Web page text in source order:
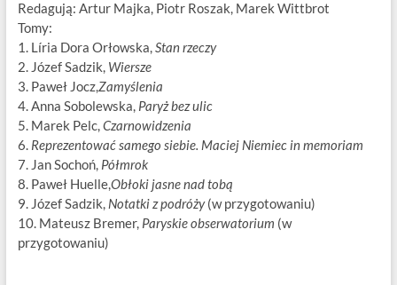
Redagują: Artur Majka, Piotr Roszak, Marek Wittbrot
Tomy:
1. Líria Dora Orłowska,Stan rzeczy
2. Józef Sadzik, Wiersze
3. Paweł Jocz,Zamyślenia
4. Anna Sobolewska, Paryż bez ulic
5. Marek Pelc,Czarnowidzenia
6. Reprezentować samego siebie. Maciej Niemiec in memoriam
7. Jan Sochoń, Półmrok
8. Paweł Huelle,Obłoki jasne nad tobą
9. Józef Sadzik, Notatki z podróży(w przygotowaniu)
10. Mateusz Bremer, Paryskie obserwatorium (w
przygotowaniu)